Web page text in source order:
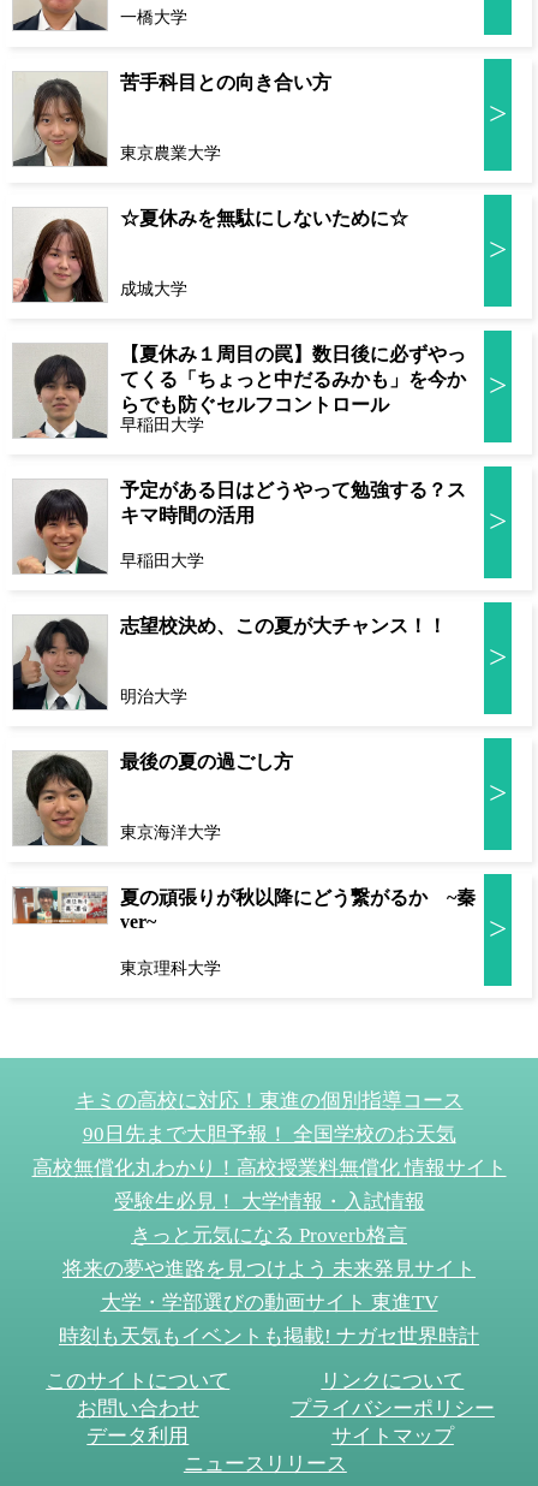
一橋大学
苦手科目との向き合い方
東京農業大学
>
☆夏休みを無駄にしないために☆
成城大学
>
【夏休み１周目の罠】数日後に必ずやっ
てくる「ちょっと中だるみかも」を今か
らでも防ぐセルフコントロール
早稲田大学
>
予定がある日はどうやって勉強する？ス
キマ時間の活用
早稲田大学
>
志望校決め、この夏が大チャンス！！
明治大学
>
最後の夏の過ごし方
東京海洋大学
>
夏の頑張りが秋以降にどう繋がるか ~秦
ver~
東京理科大学
>
キミの高校に対応！東進の個別指導コース
90日先まで大胆予報！ 全国学校のお天気
高校無償化丸わかり！高校授業料無償化 情報サイト
受験生必見！ 大学情報・入試情報
きっと元気になる Proverb格言
将来の夢や進路を見つけよう 未来発見サイト
大学・学部選びの動画サイト 東進TV
時刻も天気もイベントも掲載! ナガセ世界時計
このサイトについて
リンクについて
お問い合わせ
プライバシーポリシー
データ利用
サイトマップ
ニュースリリース